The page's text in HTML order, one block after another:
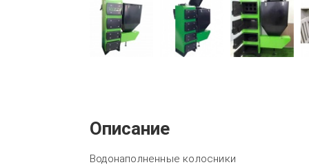
Описание
Водонаполненные колосники